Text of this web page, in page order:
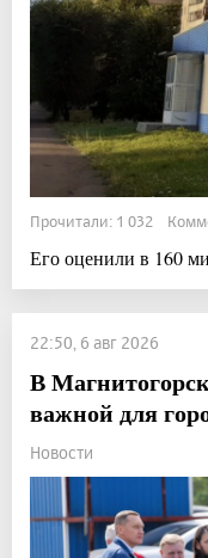
Прочитали: 1 032
Его оценили в 160
22:50, 6 авг 2026
В
важной для
Новости